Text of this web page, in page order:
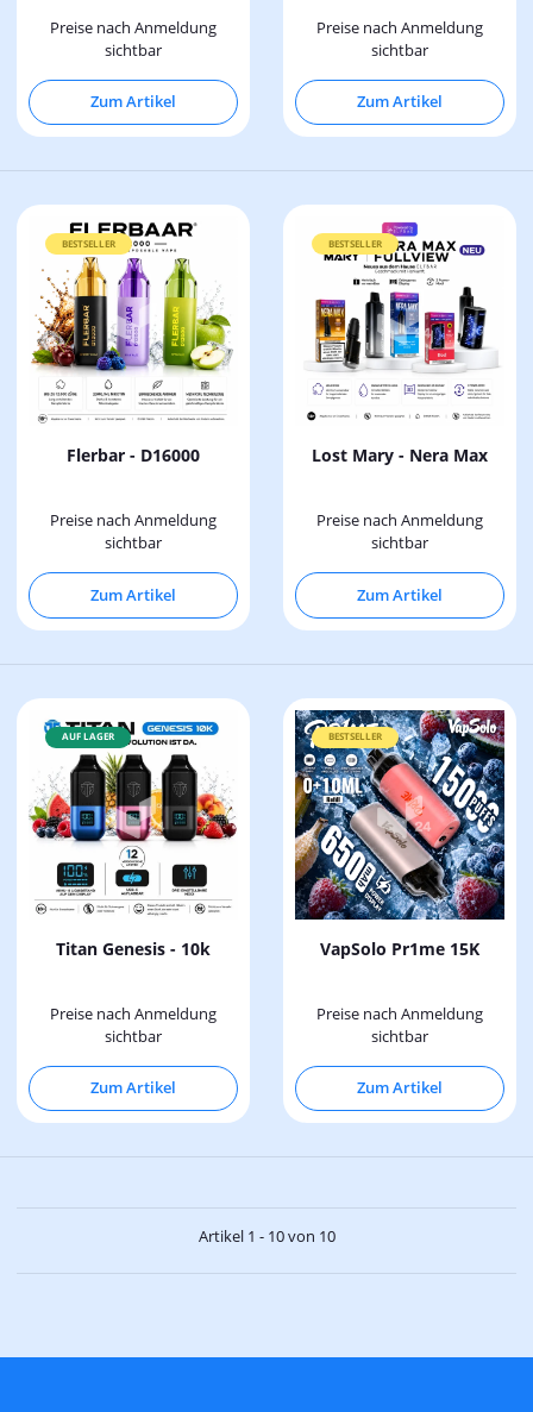
Preise nach Anmeldung
sichtbar
Zum Artikel
Preise nach Anmeldung
sichtbar
Zum Artikel
BESTSELLER
Flerbar - D16000
Preise nach Anmeldung
sichtbar
Zum Artikel
BESTSELLER
Lost Mary - Nera Max
Preise nach Anmeldung
sichtbar
Zum Artikel
AUF LAGER
Titan Genesis - 10k
Preise nach Anmeldung
sichtbar
Zum Artikel
BESTSELLER
VapSolo Pr1me 15K
Preise nach Anmeldung
sichtbar
Zum Artikel
Artikel 1 - 10 von 10